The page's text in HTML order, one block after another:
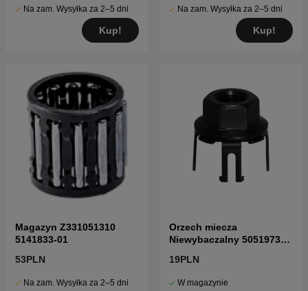
Na zam. Wysyłka za 2–5 dni
Kup!
Na zam. Wysyłka za 2–5 dni
Kup!
Magazyn Z331051310
5141833-01
53PLN
Na zam. Wysyłka za 2–5 dni
Orzech miecza
Niewybaczalny 5051973-
19PLN
W magazynie